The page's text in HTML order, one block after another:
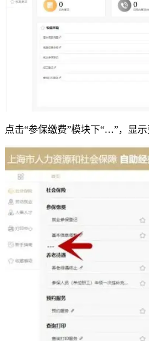
点击“参保缴费”模块下“…”，显示